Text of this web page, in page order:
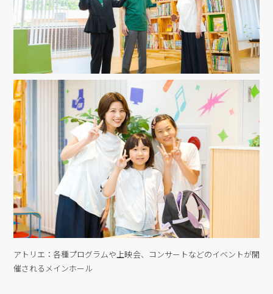
アトリエ：各種プログラムや上映会、コンサートなどのイベントが開
催されるメインホール